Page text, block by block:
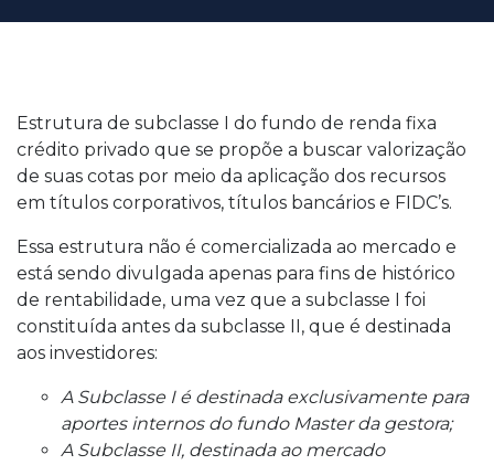
Estrutura de subclasse I do fundo de renda fixa
crédito privado que se propõe a buscar valorização
de suas cotas por meio da aplicação dos recursos
em títulos corporativos, títulos bancários e FIDC’s.
Essa estrutura não é comercializada ao mercado e
está sendo divulgada apenas para fins de histórico
de rentabilidade, uma vez que a subclasse I foi
constituída antes da subclasse II, que é destinada
aos investidores:
A Subclasse I é destinada exclusivamente para
aportes internos do fundo Master da gestora;
A Subclasse II, destinada ao mercado